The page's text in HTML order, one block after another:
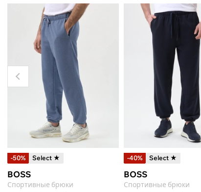
-50% Select ★
BOSS
Спортивные брюки
-40% Select ★
BOSS
Спортивные брюки